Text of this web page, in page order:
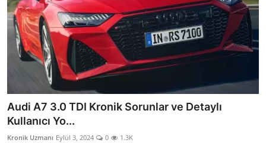
Audi A7 3.0 TDI Kronik Sorunlar ve Detaylı
Kullanıcı Yo...
Kronik Uzmanı Eylül 3, 2024 0 1.3K